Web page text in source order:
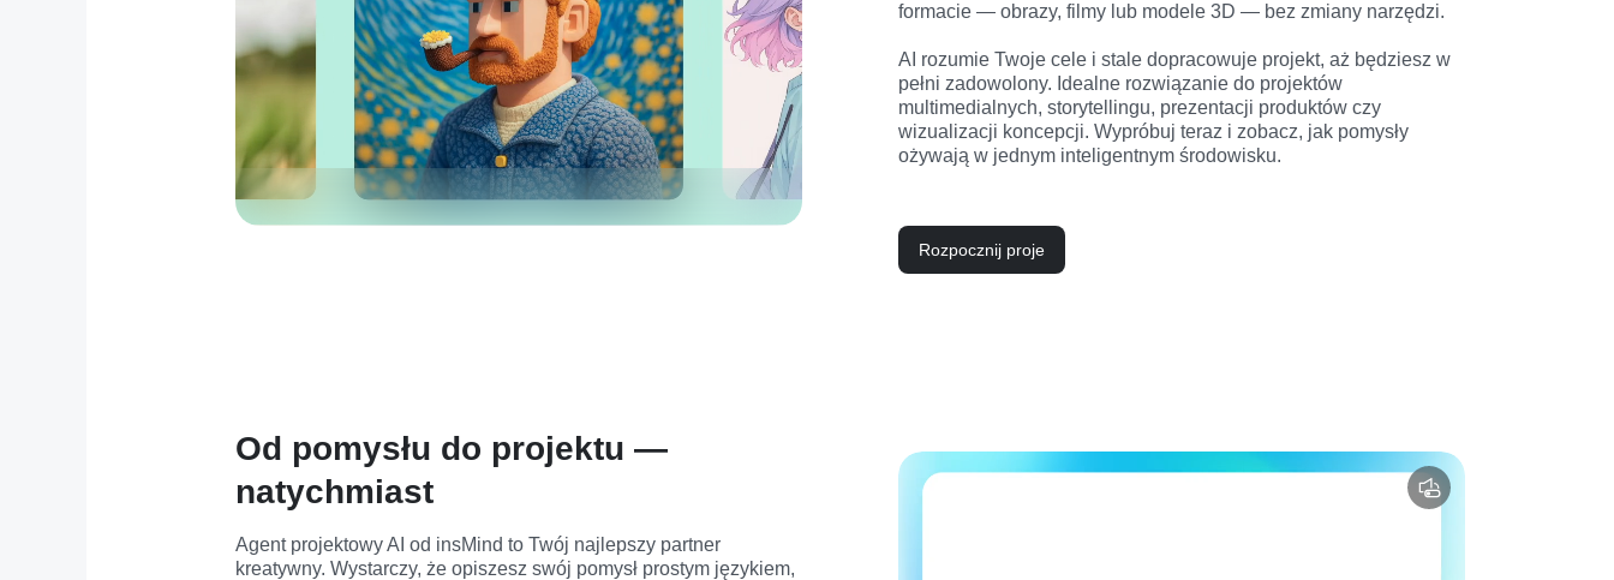
formacie — obrazy, filmy lub modele 3D — bez zmiany narzędzi.
AI rozumie Twoje cele i stale dopracowuje projekt, aż będziesz w
pełni zadowolony. Idealne rozwiązanie do projektów
multimedialnych, storytellingu, prezentacji produktów czy
wizualizacji koncepcji. Wypróbuj teraz i zobacz, jak pomysły
ożywają w jednym inteligentnym środowisku.
Rozpocznij proje
Od pomysłu do projektu —
natychmiast
Agent projektowy AI od insMind to Twój najlepszy partner
kreatywny. Wystarczy, że opiszesz swój pomysł prostym językiem,